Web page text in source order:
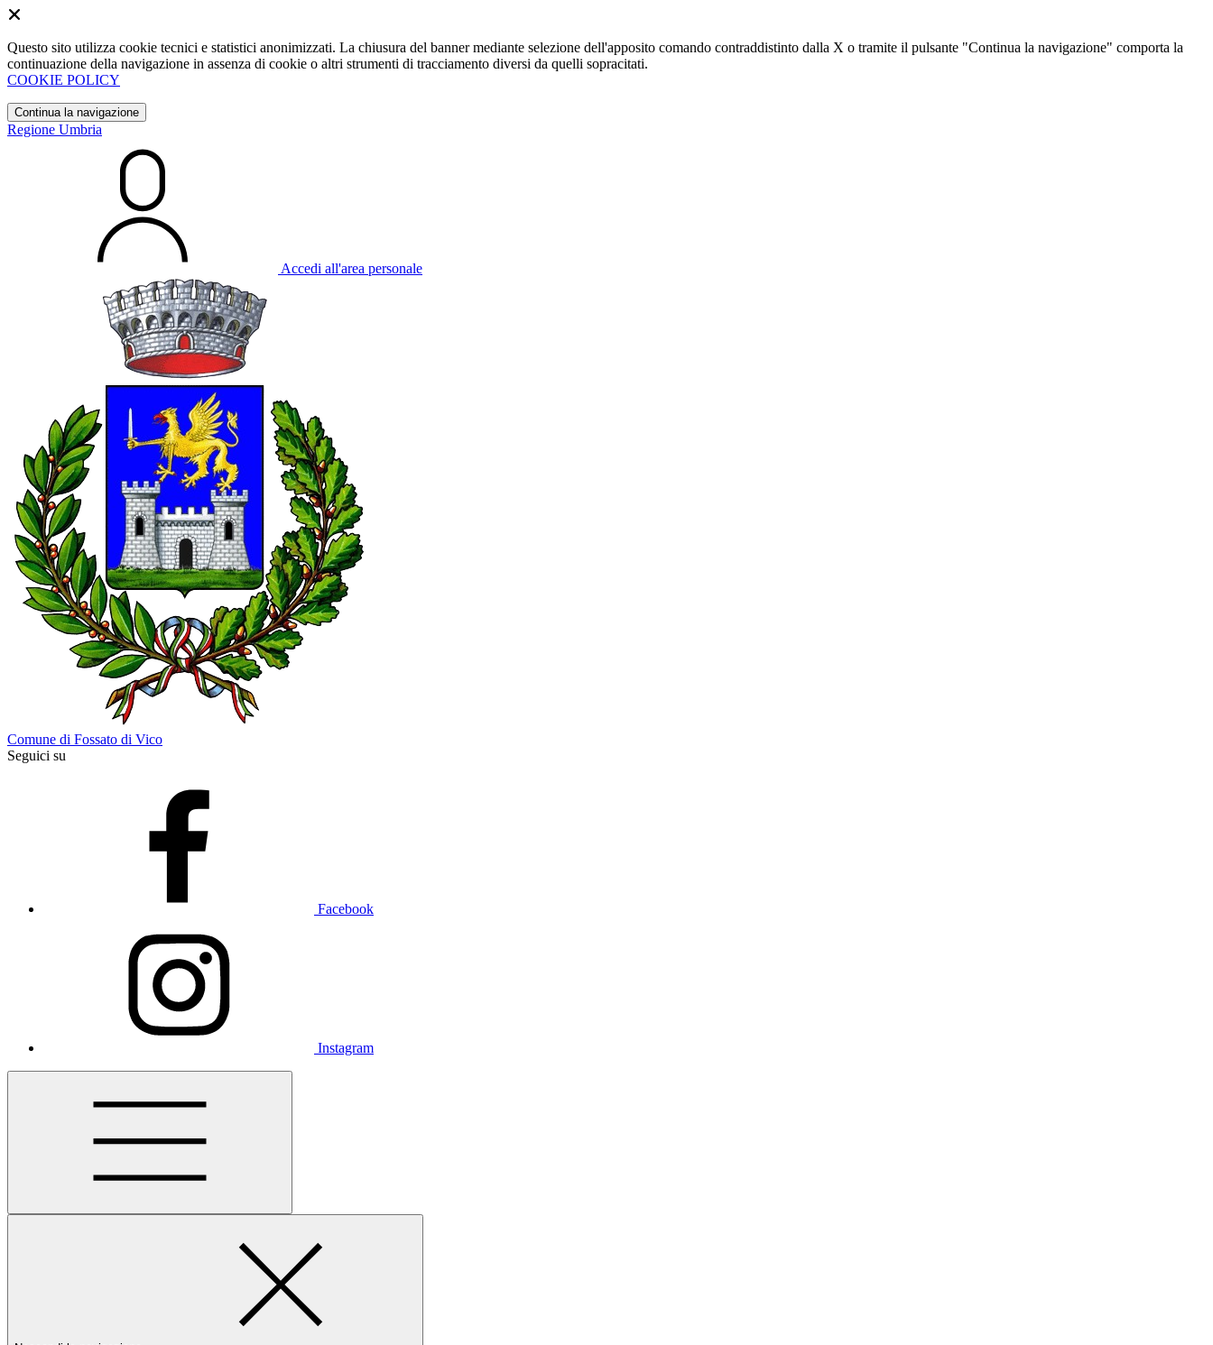
Questo sito utilizza cookie tecnici e statistici anonimizzati. La chiusura del banner mediante selezione dell'apposito comando contraddistinto dalla X o tramite il pulsante "Continua la navigazione" comporta la
continuazione della navigazione in assenza di cookie o altri strumenti di tracciamento diversi da quelli sopracitati.
COOKIE POLICY
Continua la navigazione
Regione Umbria
Accedi all'area personale
Comune di Fossato di Vico
Seguici su
Facebook
Instagram